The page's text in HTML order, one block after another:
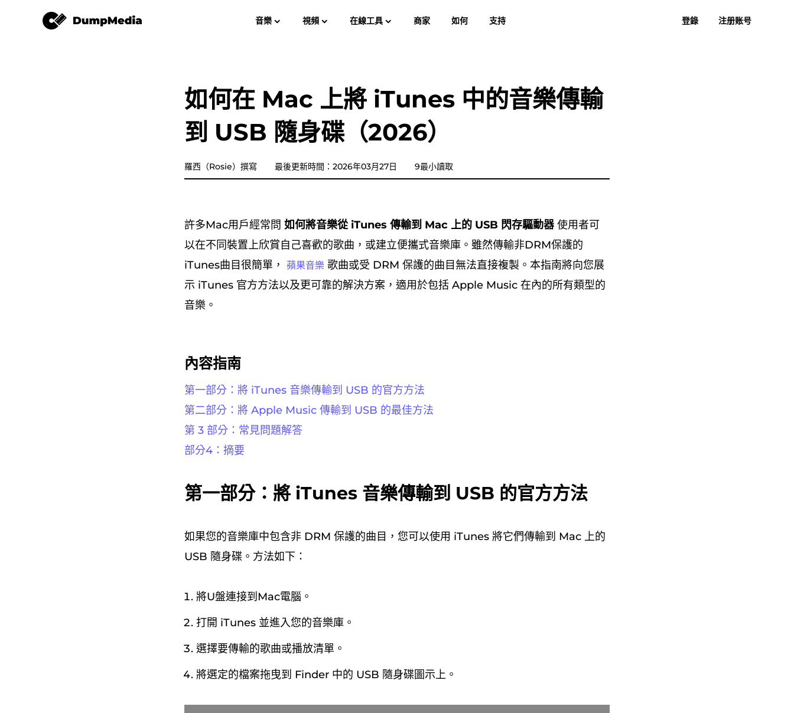
音樂
Apple Music 音樂轉檔器 YouTube 音樂轉換器
亞馬遜音樂轉換器 Audible有聲音轉档器
潘多拉音樂轉換器
視頻 在線工具 商家 如何 支持 登錄 注册账号
Apple Music 音樂轉檔器 立即購買
如何在 Mac 上將 iTunes 中的音樂傳輸
到 USB 隨身碟（2026）
羅西（Rosie）撰寫 最後更新時間：2026年03月27日 9最小讀取
許多Mac用戶經常問 如何將音樂從 iTunes 傳輸到 Mac 上的 USB 閃存驅動器 使用者可
以在不同裝置上欣賞自己喜歡的歌曲，或建立便攜式音樂庫。雖然傳輸非DRM保護的
iTunes曲目很簡單， 蘋果音樂 歌曲或受 DRM 保護的曲目無法直接複製。本指南將向您展
示 iTunes 官方方法以及更可靠的解決方案，適用於包括 Apple Music 在內的所有類型的
音樂。
內容指南
第一部分：將 iTunes 音樂傳輸到 USB 的官方方法
第二部分：將 Apple Music 傳輸到 USB 的最佳方法
第 3 部分：常見問題解答
部分4：摘要
第一部分：將 iTunes 音樂傳輸到 USB 的官方方法
如果您的音樂庫中包含非 DRM 保護的曲目，您可以使用 iTunes 將它們傳輸到 Mac 上的
USB 隨身碟。方法如下：
將U盤連接到Mac電腦。
打開 iTunes 並進入您的音樂庫。
選擇要傳輸的歌曲或播放清單。
將選定的檔案拖曳到 Finder 中的 USB 隨身碟圖示上。